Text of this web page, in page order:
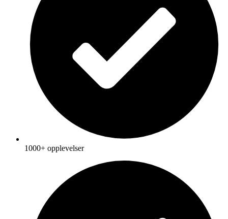
1000+ opplevelser